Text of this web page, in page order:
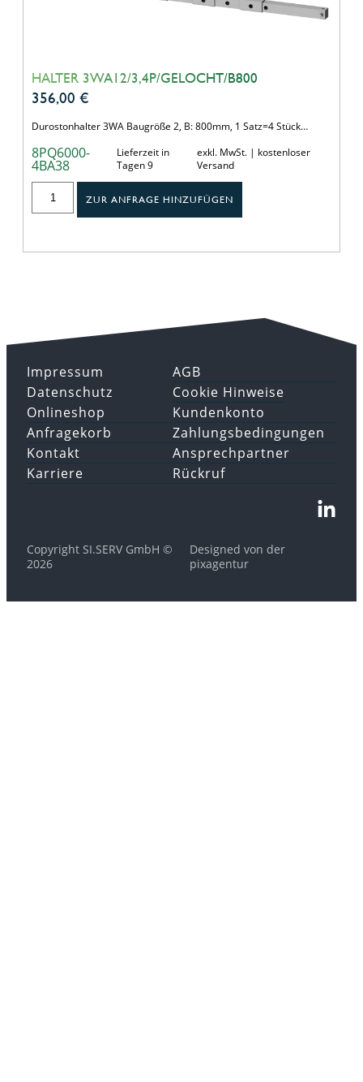
HALTER 3WA12/3,4P/GELOCHT/B800
356,00 €
Durostonhalter 3WA Baugröße 2, B: 800mm, 1 Satz=4 Stück…
8PQ6000-
4BA38
Lieferzeit in
Tagen 9
exkl. MwSt. | kostenloser
Versand
ZUR ANFRAGE HINZUFÜGEN
Impressum
Datenschutz
AGB
Cookie Hinweise
Onlineshop
Anfragekorb
Kundenkonto
Zahlungsbedingungen
Kontakt
Karriere
Ansprechpartner
Rückruf
Copyright SI.SERV GmbH ©
2026
Designed von der
pixagentur